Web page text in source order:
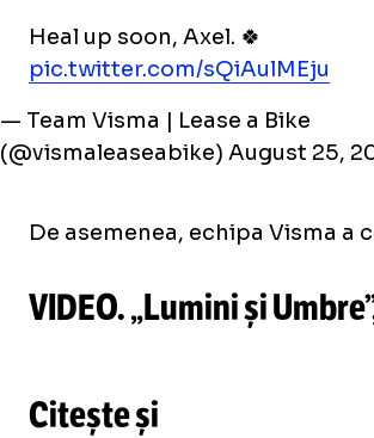
Heal up soon, Axel. 🍀
pic.twitter.com/sQiAulMEju
— Team Visma | Lease a Bike
(@vismaleaseabike) August 25,
De asemenea, echipa Visma a
VIDEO. „Lumini și
Citește și